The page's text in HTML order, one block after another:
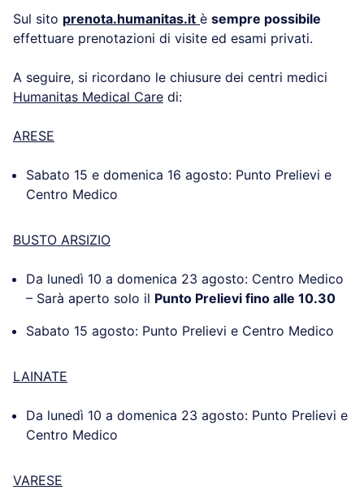
Sul sito prenota.humanitas.it è sempre possibile
effettuare prenotazioni di visite ed esami privati.
A seguire, si ricordano le chiusure dei centri medici
Humanitas Medical Care di:
ARESE
Sabato 15 e domenica 16 agosto: Punto Prelievi e
Centro Medico
BUSTO ARSIZIO
Da lunedì 10 a domenica 23 agosto: Centro Medico
– Sarà aperto solo il Punto Prelievi fino alle 10.30
Sabato 15 agosto: Punto Prelievi e Centro Medico
LAINATE
Da lunedì 10 a domenica 23 agosto: Punto Prelievi e
Centro Medico
VARESE